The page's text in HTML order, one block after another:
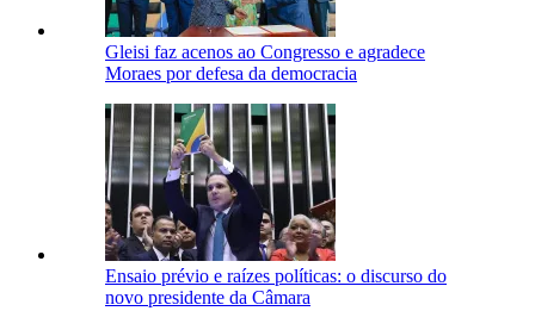
Gleisi faz acenos ao Congresso e agradece
Moraes por defesa da democracia
Ensaio prévio e raízes políticas: o discurso do
novo presidente da Câmara